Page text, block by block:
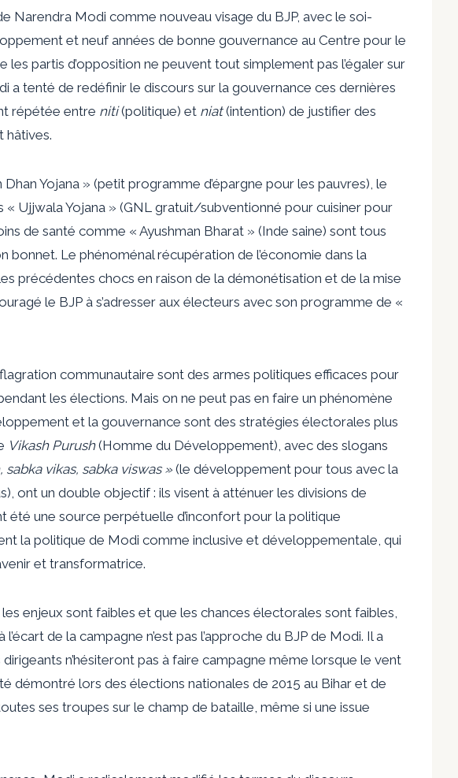
Narendra Modi comme nouveau visage du BJP, avec le soi-
et neuf années de bonne gouvernance au Centre pour le
les partis d’opposition ne peuvent tout simplement pas l’égaler sur
a tenté de redéfinir le discours sur la gouvernance ces dernières
répétée entre niti(politique) et niat(intention) de justifier des
hâtives.
Dhan Yojana » (petit programme d’épargne pour les pauvres), le
« Ujjwala Yojana » (GNL gratuit/subventionné pour cuisiner pour
de santé comme « Ayushman Bharat » (Inde saine) sont tous
bonnet. Le phénoménal récupération de l’économie dans la
précédentes chocs en raison de la démonétisation et de la mise
le BJP à s’adresser aux électeurs avec son programme de «
communautaire sont des armes politiques efficaces pour
les élections. Mais on ne peut pas en faire un phénomène
et la gouvernance sont des stratégies électorales plus
Vikash Purush(Homme du Développement), avec des slogans
sabka vikas, sabka viswas »(le développement pour tous avec la
ont un double objectif : ils visent à atténuer les divisions de
été une source perpétuelle d’inconfort pour la politique
la politique de Modi comme inclusive et développementale, qui
et transformatrice.
enjeux sont faibles et que les chances électorales sont faibles,
de la campagne n’est pas l’approche du BJP de Modi. Il a
n’hésiteront pas à faire campagne même lorsque le vent
démontré lors des élections nationales de 2015 au Bihar et de
ses troupes sur le champ de bataille, même si une issue